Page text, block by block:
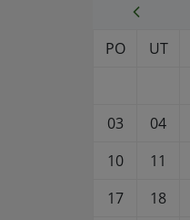
PO
UT
03
04
10
11
17
18